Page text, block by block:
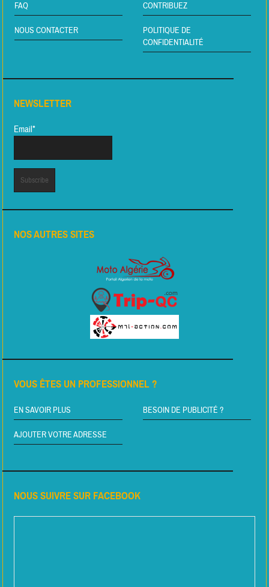
FAQ CONTRIBUEZ
NOUS CONTACTER
POLITIQUE DE
CONFIDENTIALITÉ
NEWSLETTER
Email*
NOS AUTRES SITES
VOUS ÊTES UN PROFESSIONNEL ?
EN SAVOIR PLUS BESOIN DE PUBLICITÉ ?
AJOUTER VOTRE ADRESSE
NOUS SUIVRE SUR FACEBOOK